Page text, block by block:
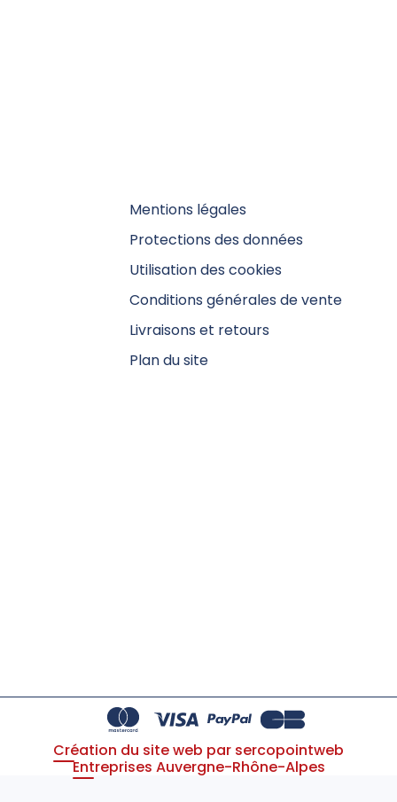
Mentions légales
Protections des données
Utilisation des cookies
Conditions générales de vente
Livraisons et retours
Plan du site
Création du site web par sercopointweb
Entreprises Auvergne-Rhône-Alpes